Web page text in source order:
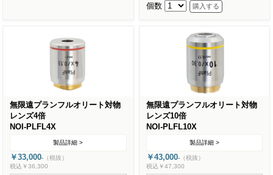
個数
無限遠プランフルオリート対物
レンズ4倍
NOI-PLFL4X
製品詳細 >
￥33,000- （税抜）
税込￥36,300
無限遠プランフルオリート対物
レンズ10倍
NOI-PLFL10X
製品詳細 >
￥43,000- （税抜）
税込￥47,300